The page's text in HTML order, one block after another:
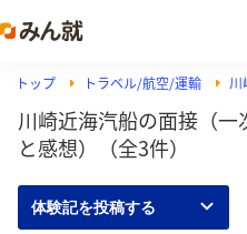
トップ トラベル/航空/運輸 川
川崎近海汽船の面接（
と感想）（全3件）
体験記を投稿する